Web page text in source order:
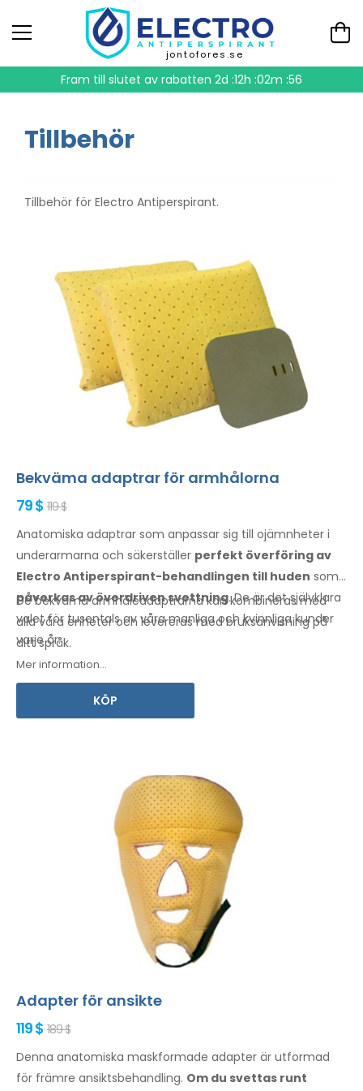
jontofores.se
Fram till slutet av rabatten 2d :12h :02m :56
Tillbehör
Tillbehör för Electro Antiperspirant.
Bekväma adaptrar för armhålorna
79 $ 119 $
Anatomiska adaptrar som anpassar sig till ojämnheter i
underarmarna och säkerställer perfekt överföring av
Electro Antiperspirant-behandlingen till huden som
påverkas av överdriven svettning. De är det självklara
valet för tusentals av våra manligaoch kvinnligakunder
varje år.
De bekvämaarmhåleadaptrarnakan kombineras med
allavåra enheter och levereras medbruksanvisning på
ditt språk.
Mer information...
KÖP
Adapter för ansikte
119 $ 189 $
Denna anatomiska maskformade adapter är utformad
för främre ansiktsbehandling. Om du svettas runt